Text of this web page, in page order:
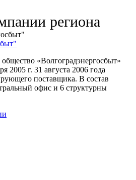
региона
«Волгоградэнергосбыт»
2005 г. 31 августа 2006 года
поставщика. В состав
офис и 6 структурны